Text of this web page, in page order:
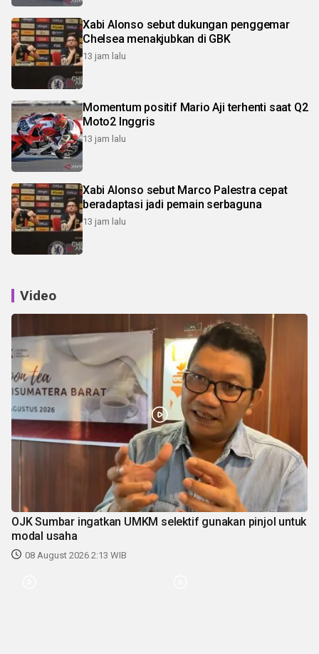
Xabi Alonso sebut dukungan penggemar
Chelsea menakjubkan di GBK
13 jam lalu
Momentum positif Mario Aji terhenti saat Q2
Moto2 Inggris
13 jam lalu
Xabi Alonso sebut Marco Palestra cepat
beradaptasi jadi pemain serbaguna
13 jam lalu
Video
OJK Sumbar ingatkan UMKM selektif gunakan pinjol untuk
modal usaha
08 August 2026 2:13 WIB